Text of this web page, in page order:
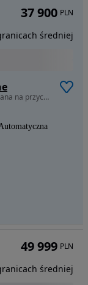
1995 cm3 • 218 KM • BMW 525 D, 218KM lub zamiana na przyczepę kempingową
37 900 PLN
średniej
49 999 PLN
średniej